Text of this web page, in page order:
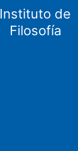
Instituto de
Filosofía